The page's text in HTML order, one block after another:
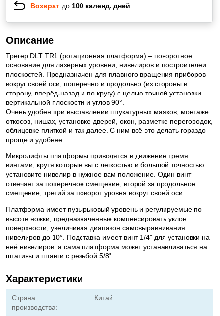
Возврат до 100 календ. дней
Описание
Трегер DLT TR1 (ротационная платформа) – поворотное
основание для лазерных уровней, нивелиров и построителей
плоскостей. Предназначен для плавного вращения приборов
вокруг своей оси, поперечно и продольно (из стороны в
сторону, вперёд-назад и по кругу) с целью точной установки
вертикальной плоскости и углов 90°.
Очень удобен при выставлении штукатурных маяков, монтаже
откосов, нишах, установке дверей, окон, разметке перегородок,
облицовке плиткой и так далее. С ним всё это делать гораздо
проще и удобнее.
Микролифты платформы приводятся в движение тремя
винтами, крутя которые вы с легкостью и большой точностью
установите нивелир в нужное вам положение. Один винт
отвечает за поперечное смещение, второй за продольное
смещение, третий за поворот уровня вокруг своей оси.
Платформа имеет пузырьковый уровень и регулируемые по
высоте ножки, предназначенные компенсировать уклон
поверхности, увеличивая диапазон самовыравнивания
нивелиров до 10°. Подставка имеет винт 1/4" для установки на
неё нивелиров, а сама платформа может устанавливаться на
штативы и штанги с резьбой 5/8".
Характеристики
Страна
производства:
Китай